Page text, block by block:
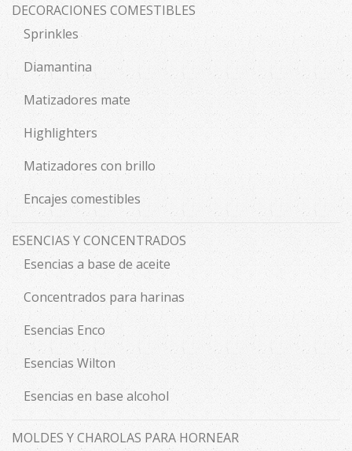
DECORACIONES COMESTIBLES
Sprinkles
Diamantina
Matizadores mate
Highlighters
Matizadores con brillo
Encajes comestibles
ESENCIAS Y CONCENTRADOS
Esencias a base de aceite
Concentrados para harinas
Esencias Enco
Esencias Wilton
Esencias en base alcohol
MOLDES Y CHAROLAS PARA HORNEAR